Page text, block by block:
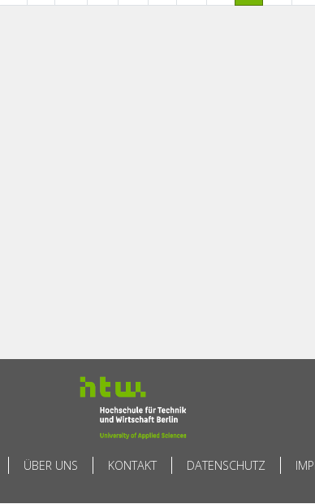
ÜBER UNS KONTAKT DATENSCHUTZ